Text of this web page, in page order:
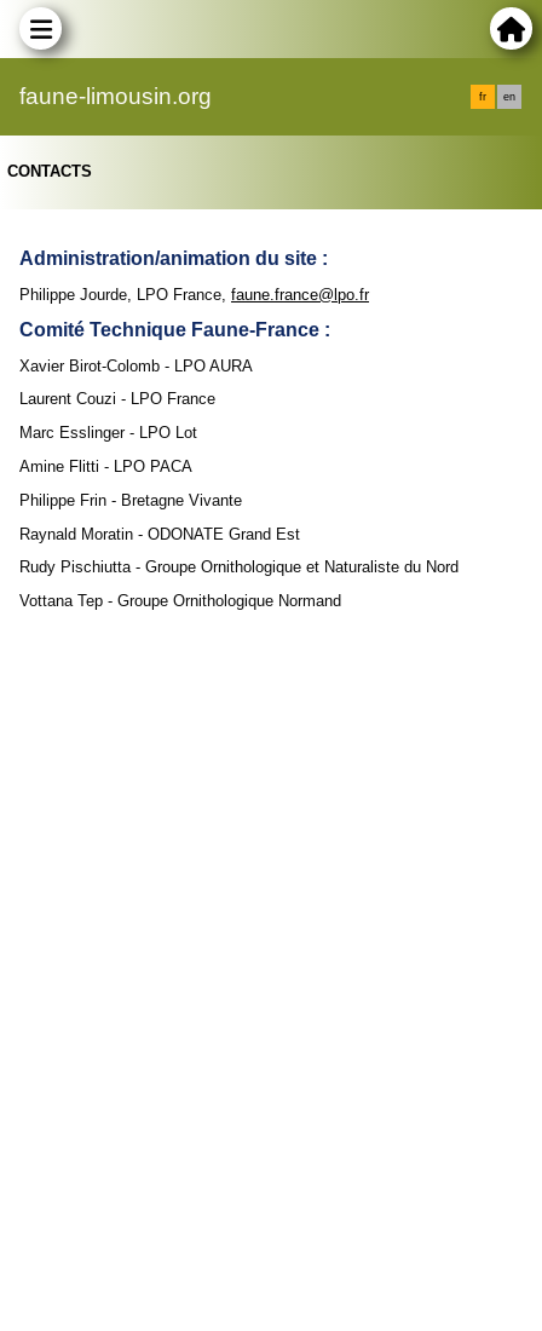
faune-limousin.org fr en
CONTACTS
Administration/animation du site :
Philippe Jourde, LPO France, faune.france@lpo.fr
Comité Technique Faune-France :
Xavier Birot-Colomb - LPO AURA
Laurent Couzi - LPO France
Marc Esslinger - LPO Lot
Amine Flitti - LPO PACA
Philippe Frin - Bretagne Vivante
Raynald Moratin - ODONATE Grand Est
Rudy Pischiutta - Groupe Ornithologique et Naturaliste du Nord
Vottana Tep - Groupe Ornithologique Normand